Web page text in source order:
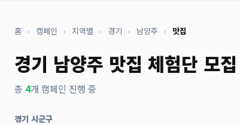
홈 › 캠페인 › 지역별 › 경기 › 남양주 › 맛집
경기 남양주 맛집 체험단 모집
총 4개 캠페인 진행 중
경기 시군구